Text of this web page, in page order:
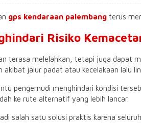
gps kendaraan palembang terus
Risiko
terasa melelahkan, tetapi juga dapat
jalur padat atau kecelakaan lalu
pengemudi menghindari kondisi
ke rute alternatif yang lebih lancar.
salah satu solusi praktis karena